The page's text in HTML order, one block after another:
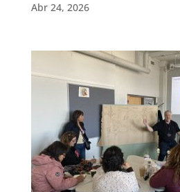
Abr 24, 2026